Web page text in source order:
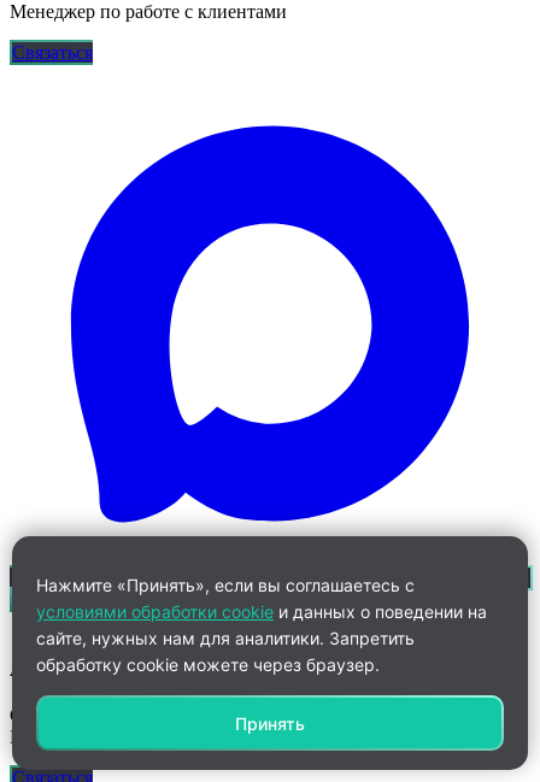
Менеджер по работе с клиентами
Связаться
Ангелина
Старший менеджер по работе с клиентами дистанционных
ВУЗов
Связаться
Нажмите «Принять», если вы соглашаетесь с
условиями обработки cookie и данных о поведении на
сайте, нужных нам для аналитики. Запретить
обработку cookie можете через браузер.
Принять